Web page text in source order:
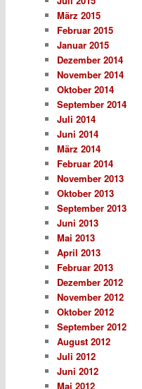
März 2015
Februar 2015
Januar 2015
Dezember 2014
November 2014
Oktober 2014
September 2014
Juli 2014
Juni 2014
März 2014
Februar 2014
November 2013
Oktober 2013
September 2013
Juni 2013
Mai 2013
April 2013
Februar 2013
Dezember 2012
November 2012
Oktober 2012
September 2012
August 2012
Juli 2012
Juni 2012
Mai 2012